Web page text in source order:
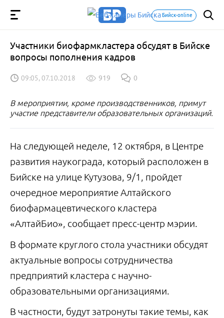
Бийск-online
Участники биофармкластера обсудят в Бийске
вопросы пополнения кадров
09:05, 07.10.2018 919 0
В мероприятии, кроме производственников, примут
участие представители образовательных организаций.
На следующей неделе, 12 октября, в Центре
развития наукограда, который расположен в
Бийске на улице Кутузова, 9/1, пройдет
очередное мероприятие Алтайского
биофармацевтического кластера
«АлтайБио», сообщает пресс-центр мэрии.
В формате круглого стола участники обсудят
актуальные вопросы сотрудничества
предприятий кластера с научно-
образовательными организациями.
В частности, будут затронуты такие темы, как